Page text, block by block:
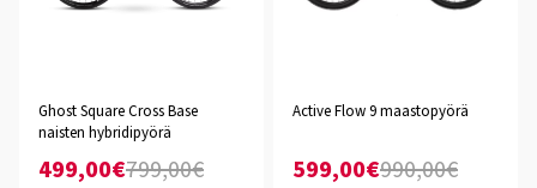
Ghost Square Cross Base
naisten hybridipyörä
499,00€799,00€
Active Flow 9 maastopyörä
599,00€990,00€